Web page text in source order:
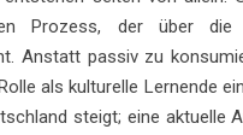
Prozess, der über die
Anstatt passiv zu
als kulturelle Lernende
steigt; eine aktuelle